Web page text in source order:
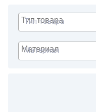
Тип товара
Материал